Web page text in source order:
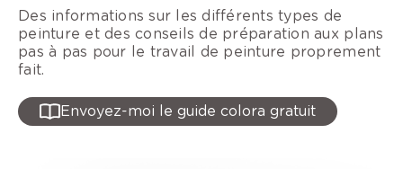
Des informations sur les différents types de
peinture et des conseils de préparation aux plans
pas à pas pour le travail de peinture proprement
fait.
Envoyez-moi le guide colora gratuit